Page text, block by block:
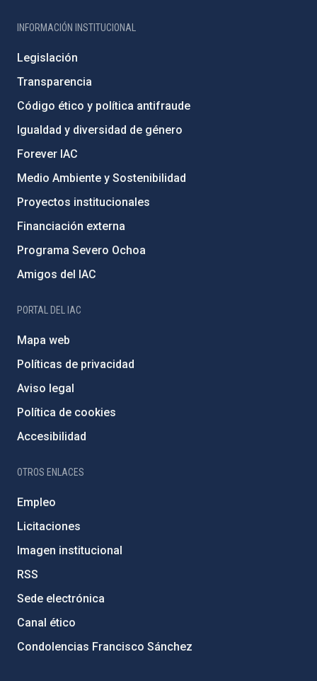
INFORMACIÓN INSTITUCIONAL
Legislación
Transparencia
Código ético y política antifraude
Igualdad y diversidad de género
Forever IAC
Medio Ambiente y Sostenibilidad
Proyectos institucionales
Financiación externa
Programa Severo Ochoa
Amigos del IAC
PORTAL DEL IAC
Mapa web
Políticas de privacidad
Aviso legal
Política de cookies
Accesibilidad
OTROS ENLACES
Empleo
Licitaciones
Imagen institucional
RSS
Sede electrónica
Canal ético
Condolencias Francisco Sánchez